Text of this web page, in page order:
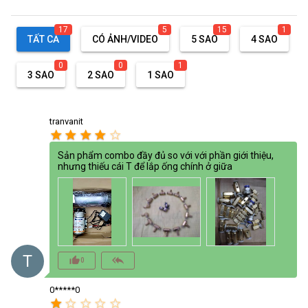
TẤT CẢ
17
CÓ ẢNH/VIDEO
5
5 SAO
15
4 SAO
1
3 SAO
0
2 SAO
0
1 SAO
1
T
tranvanit
star star star star star_border
Sản phẩm combo đầy đủ so với với phần giới thiệu,
nhưng thiếu cái T để lắp ống chính ở giữa
thumb_up_alt0 reply_all
0*****0
star star_border star_border star_border star_border